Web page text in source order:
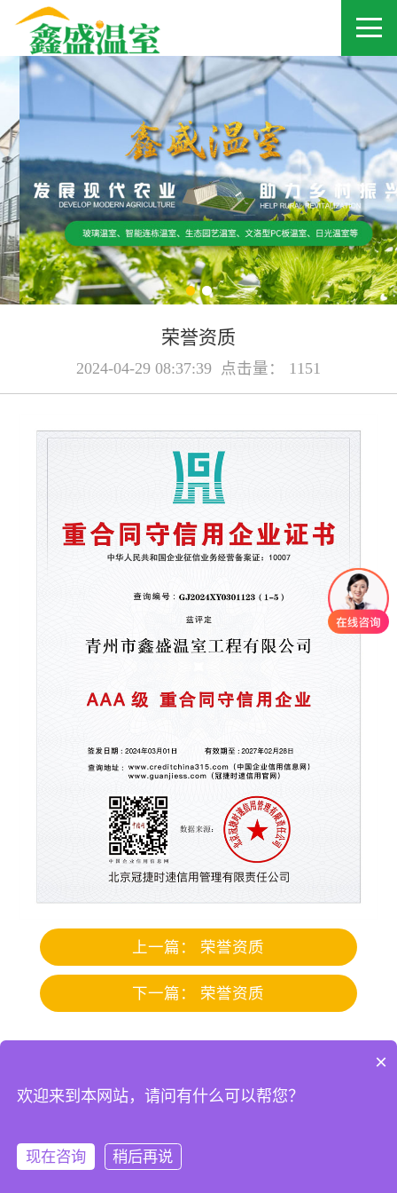
荣誉资质
2024-04-29 08:37:39 点击量： 1151
上一篇： 荣誉资质
下一篇： 荣誉资质
地址：青州市黄楼街道东夏洛店村
×
欢迎来到本网站，请问有什么可以帮您？
现在咨询 稍后再说